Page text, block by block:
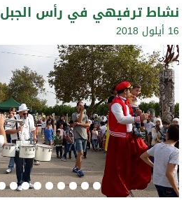
نشاط ترفيهي في رأس الجبل
16 أيلول 2018